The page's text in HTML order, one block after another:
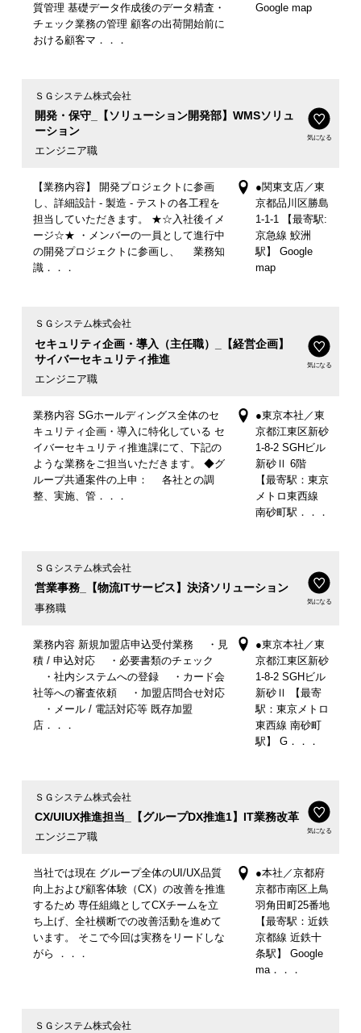
質管理 基礎データ作成後のデータ精査・
チェック業務の管理 顧客の出荷開始前に
おける顧客マ．．．
Google map
開発・保守_【ソリューション開発部】WMSソリュ
ーション
エンジニア職
ＳＧシステム株式会社
気になる
【業務内容】 開発プロジェクトに参画
し、詳細設計 - 製造 - テストの各工程を
担当していただきます。 ★☆入社後イメ
ージ☆★ ・メンバーの一員として進行中
の開発プロジェクトに参画し、 業務知
識．．．
●関東支店／東
京都品川区勝島
1-1-1 【最寄駅:
京急線 鮫洲
駅】 Google
map
セキュリティ企画・導入（主任職）_【経営企画】
サイバーセキュリティ推進
エンジニア職
ＳＧシステム株式会社
気になる
業務内容 SGホールディングス全体のセ
キュリティ企画・導入に特化している セ
イバーセキュリティ推進課にて、下記の
ような業務をご担当いただきます。 ◆グ
ループ共通案件の上申： 各社との調
整、実施、管．．．
●東京本社／東
京都江東区新砂
1-8-2 SGHビル
新砂Ⅱ 6階
【最寄駅：東京
メトロ東西線
南砂町駅．．．
営業事務_【物流ITサービス】決済ソリューション
事務職
ＳＧシステム株式会社
気になる
業務内容 新規加盟店申込受付業務 ・見
積 / 申込対応 ・必要書類のチェック
・社内システムへの登録 ・カード会
社等への審査依頼 ・加盟店問合せ対応
・メール / 電話対応等 既存加盟
店．．．
●東京本社／東
京都江東区新砂
1-8-2 SGHビル
新砂Ⅱ 【最寄
駅：東京メトロ
東西線 南砂町
駅】 G．．．
CX/UIUX推進担当_【グループDX推進1】IT業務改革
エンジニア職
ＳＧシステム株式会社
気になる
当社では現在 グループ全体のUI/UX品質
向上および顧客体験（CX）の改善を推進
するため 専任組織としてCXチームを立
ち上げ、全社横断での改善活動を進めて
います。 そこで今回は実務をリードしな
がら ．．．
●本社／京都府
京都市南区上鳥
羽角田町25番地
【最寄駅：近鉄
京都線 近鉄十
条駅】 Google
ma．．．
ＳＧシステム株式会社